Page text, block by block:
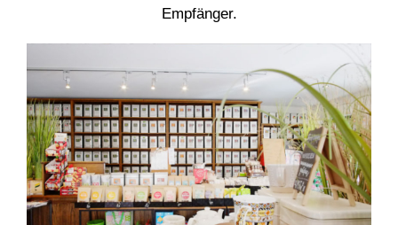
Empfänger.